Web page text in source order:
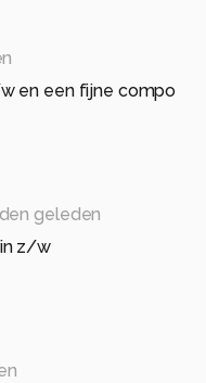
en een fijne compo
geleden
in z/w